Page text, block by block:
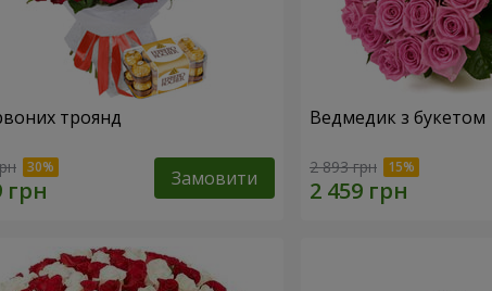
троянд
Замовити
Ведмедик з букетом
2 893 грн